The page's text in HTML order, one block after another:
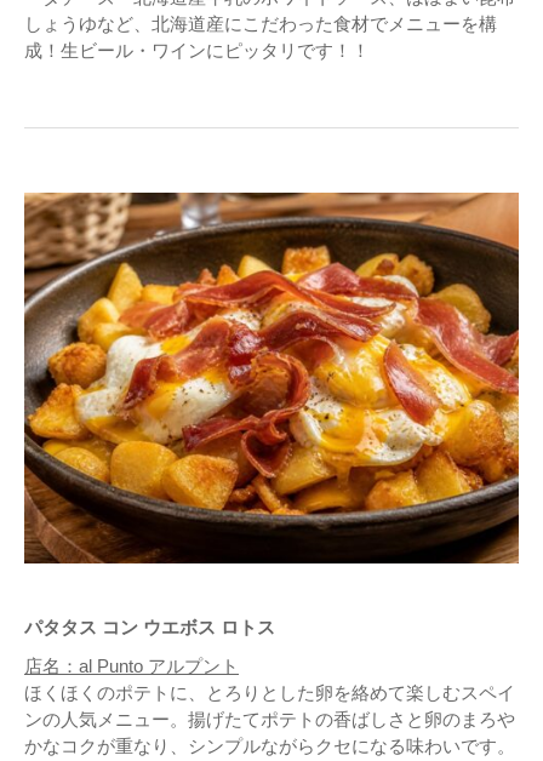
しょうゆなど、北海道産にこだわった食材でメニューを構
成！生ビール・ワインにピッタリです！！
パタタス コン ウエボス ロトス
店名：al Punto アルプント
ほくほくのポテトに、とろりとした卵を絡めて楽しむスペイ
ンの人気メニュー。揚げたてポテトの香ばしさと卵のまろや
かなコクが重なり、シンプルながらクセになる味わいです。